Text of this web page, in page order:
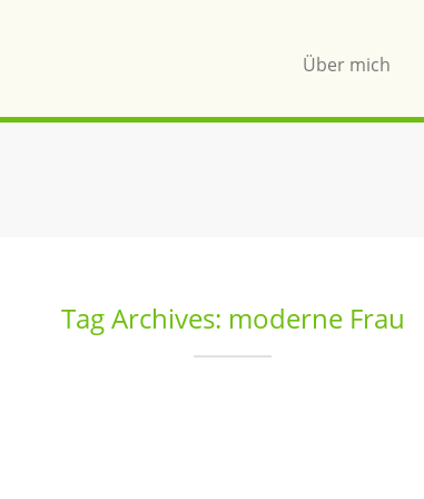
Über mich
Tag Archives: moderne Frau